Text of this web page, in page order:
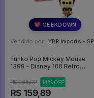
💖 GEEKDOWN
Vendido por: YBR Imports - SP
Funko Pop Mickey Mouse
1399 - Disney 100 Retro
R$ 185,92
14% OFF
R$ 159,89